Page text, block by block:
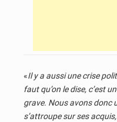
«Il y a aussi une crise
faut qu’on le dise, c’est
grave. Nous avons donc
s’attroupe sur ses